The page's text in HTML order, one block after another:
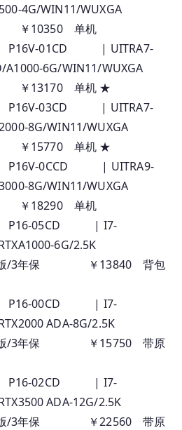
4G/WIN11/WUXGA
￥10350 单机
01CD | UITRA7-
A1000-6G/WIN11/WUXGA
￥13170 单机 ★
03CD | UITRA7-
8G/WIN11/WUXGA
￥15770 单机 ★
0CCD | UITRA9-
8G/WIN11/WUXGA
￥18290 单机
05CD | I7-
6G/2.5K
久版/3年保 ￥13840 背包
00CD | I7-
ADA-8G/2.5K
久版/3年保 ￥15750 带原
02CD | I7-
ADA-12G/2.5K
久版/3年保 ￥22560 带原